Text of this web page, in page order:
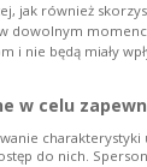
jak również
dowolnym
i nie będą miały
w celu
do nich.